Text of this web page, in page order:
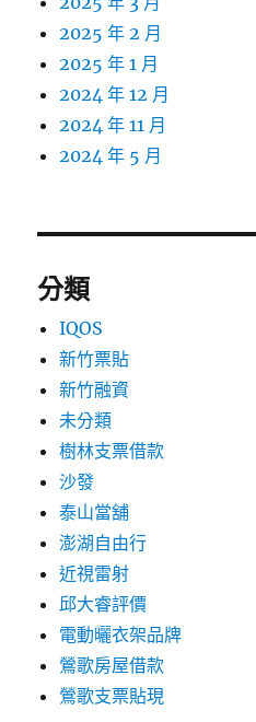
2025 年 2 月
2025 年 1 月
2024 年 12 月
2024 年 11 月
2024 年 5 月
分類
IQOS
新竹票貼
新竹融資
未分類
樹林支票借款
沙發
泰山當舖
澎湖自由行
近視雷射
邱大睿評價
電動曬衣架品牌
鶯歌房屋借款
鶯歌支票貼現